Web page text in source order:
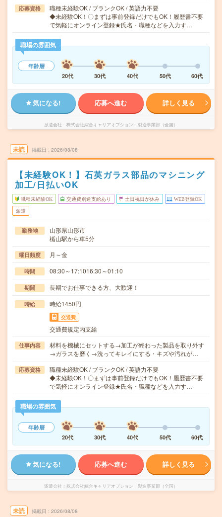
応募資格
職種未経験OK / ブランクOK / 英語力不要
◆未経験OK！〇まずは事前登録だけでもOK！履歴書不要
で気軽にオンライン登録★氏名・職種などを入力す…
職場の雰囲気
年齢層
20代
30代 40代 50代 60代
気になる! 応募へ進む 詳しく見る
派遣会社 株式会社綜合キャリアオプション 製造事業部（全国）
未読 掲載日 2026/08/08
【未経験OK！】石英ガラス部品のマシニング
加工/日払いOK
職種未経験OK 交通費別途支給あり 土日祝日が休み WEB登録OK
派遣
勤務地
山形県山形市
楯山駅から車5分
曜日頻度 月～金
時間 08:30～17:1016:30～01:10
期間 長期でお仕事できる方、大歓迎！
時給 時給1450円
交通費
交通費規定内支給
仕事内容
材料を機械にセットする→加工が終わった製品を取り外す
→ガラスを磨く→洗ってキレイにする・キズや汚れが…
応募資格
職種未経験OK / ブランクOK / 英語力不要
◆未経験OK！〇まずは事前登録だけでもOK！履歴書不要
で気軽にオンライン登録★氏名・職種などを入力す…
職場の雰囲気
年齢層
20代
30代 40代 50代 60代
気になる! 応募へ進む 詳しく見る
派遣会社 株式会社綜合キャリアオプション 製造事業部（全国）
未読 掲載日 2026/08/08